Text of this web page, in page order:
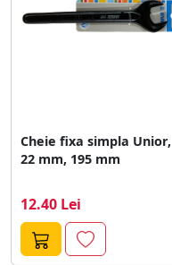
Cheie fixa simpla Unior,
22 mm, 195 mm
12.40 Lei